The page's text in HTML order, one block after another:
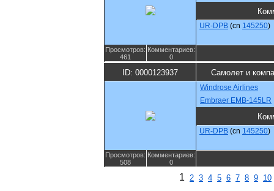
UR-DPB (cn 145250)
Просмотров:
461
Комментариев:
0
ID: 0000123937 Самолет и
Windrose Airlines
Embraer EMB-145LR
UR-DPB (cn 145250)
Просмотров:
508
Комментариев:
0
1 2 3 4 5 6 7 8 9 10